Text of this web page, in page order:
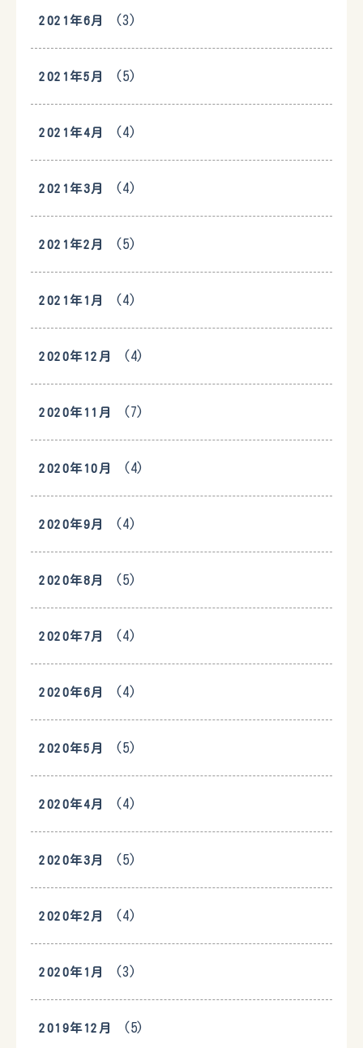
2021年6月 (3)
2021年5月 (5)
2021年4月 (4)
2021年3月 (4)
2021年2月 (5)
2021年1月 (4)
2020年12月 (4)
2020年11月 (7)
2020年10月 (4)
2020年9月 (4)
2020年8月 (5)
2020年7月 (4)
2020年6月 (4)
2020年5月 (5)
2020年4月 (4)
2020年3月 (5)
2020年2月 (4)
2020年1月 (3)
2019年12月 (5)